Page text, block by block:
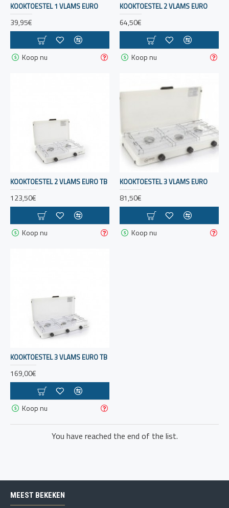
KOOKTOESTEL 1 VLAMS EURO
39,95€
Koop nu
KOOKTOESTEL 2 VLAMS EURO
64,50€
Koop nu
KOOKTOESTEL 2 VLAMS EURO TB
123,50€
Koop nu
KOOKTOESTEL 3 VLAMS EURO
81,50€
Koop nu
KOOKTOESTEL 3 VLAMS EURO TB
169,00€
Koop nu
You have reached the end of the list.
MEEST BEKEKEN